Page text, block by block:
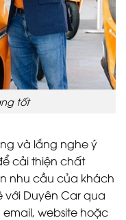
tốt
và lắng nghe ý
cải thiện chất
nhu cầu của khách
với Duyên Car qua
website hoặc